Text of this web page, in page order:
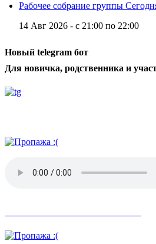
Рабочее собрание группы
14 Авг 2026 - с 21:00 по 22:00
Новый telegram бот
Для новичка, родственника и